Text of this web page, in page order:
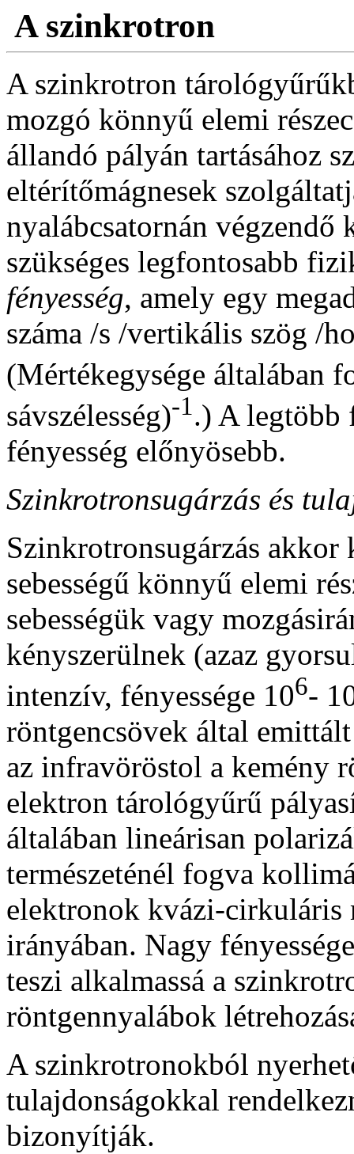
A szinkrotron
A szinkrotron
mozgó könnyű elemi
állandó pályán tartásához
eltérítőmágnesek
nyalábcsatornán végzendő
szükséges legfontosabb
fényesség, amely egy
száma /s /vertikális szög /
(Mértékegysége általában
sávszélesség)-1.) A legtöbb
fényesség előnyösebb.
Szinkrotronsugárzás és
Szinkrotronsugárzás
sebességű könnyű elemi
sebességük vagy
kényszerülnek (azaz
intenzív, fényessége 106-
röntgencsövek által
az infravöröstol a kemény
elektron tárológyűrű
általában lineárisan
természeténél fogva
elektronok kvázi-cirkuláris
irányában. Nagy
teszi alkalmassá a
röntgennyalábok
A szinkrotronokból
tulajdonságokkal
bizonyítják.